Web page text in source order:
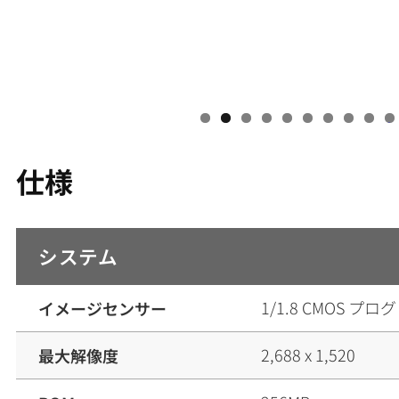
0
仕様
システム
イメージセンサー 1/1.8 CMOS プロ
最大解像度 2,688 x 1,520